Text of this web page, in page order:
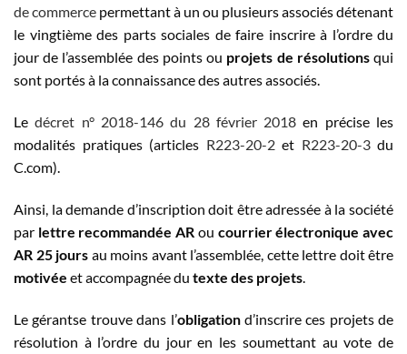
de commerce permettant à un ou plusieurs associés détenant
le vingtième des parts sociales de faire inscrire à l’ordre du
jour de l’assemblée des points ou projets de résolutionsqui
sont portés à la connaissance des autres associés.
Ledécret n° 2018-146 du 28 février 2018 en précise les
modalités pratiques (articles R223-20-2et R223-20-3du
C.com).
Ainsi, la demande d’inscription doit être adressée à la société
par lettre recommandée AR ou courrier électronique avec
AR 25 jours au moins avant l’assemblée, cette lettre doit être
motivée et accompagnée du texte des projets.
Le gérantse trouve dans l’obligationd’inscrire ces projets de
résolution à l’ordre du jour en les soumettant au vote de